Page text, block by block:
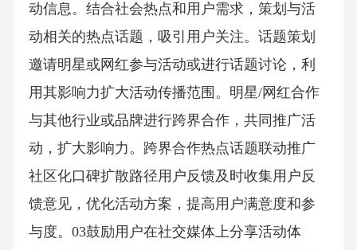
动信息。结合社会热点和用户需求，策划与活
动相关的热点话题，吸引用户关注。话题策划
邀请明星或网红参与活动或进行话题讨论，利
用其影响力扩大活动传播范围。明星/网红合作
与其他行业或品牌进行跨界合作，共同推广活
动，扩大影响力。跨界合作热点话题联动推广
社区化口碑扩散路径用户反馈及时收集用户反
馈意见，优化活动方案，提高用户满意度和参
与度。03鼓励用户在社交媒体上分享活动体